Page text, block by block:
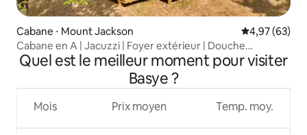
Cabane ⋅ Mount Jackson Évaluation
4,97 (63)
Cabane en A | Jacuzzi | Foyer extérieur | Douche
extérieure
Quel est le meilleur moment pour visiter
Basye ?
Mois Prix moyen Temp. moy.